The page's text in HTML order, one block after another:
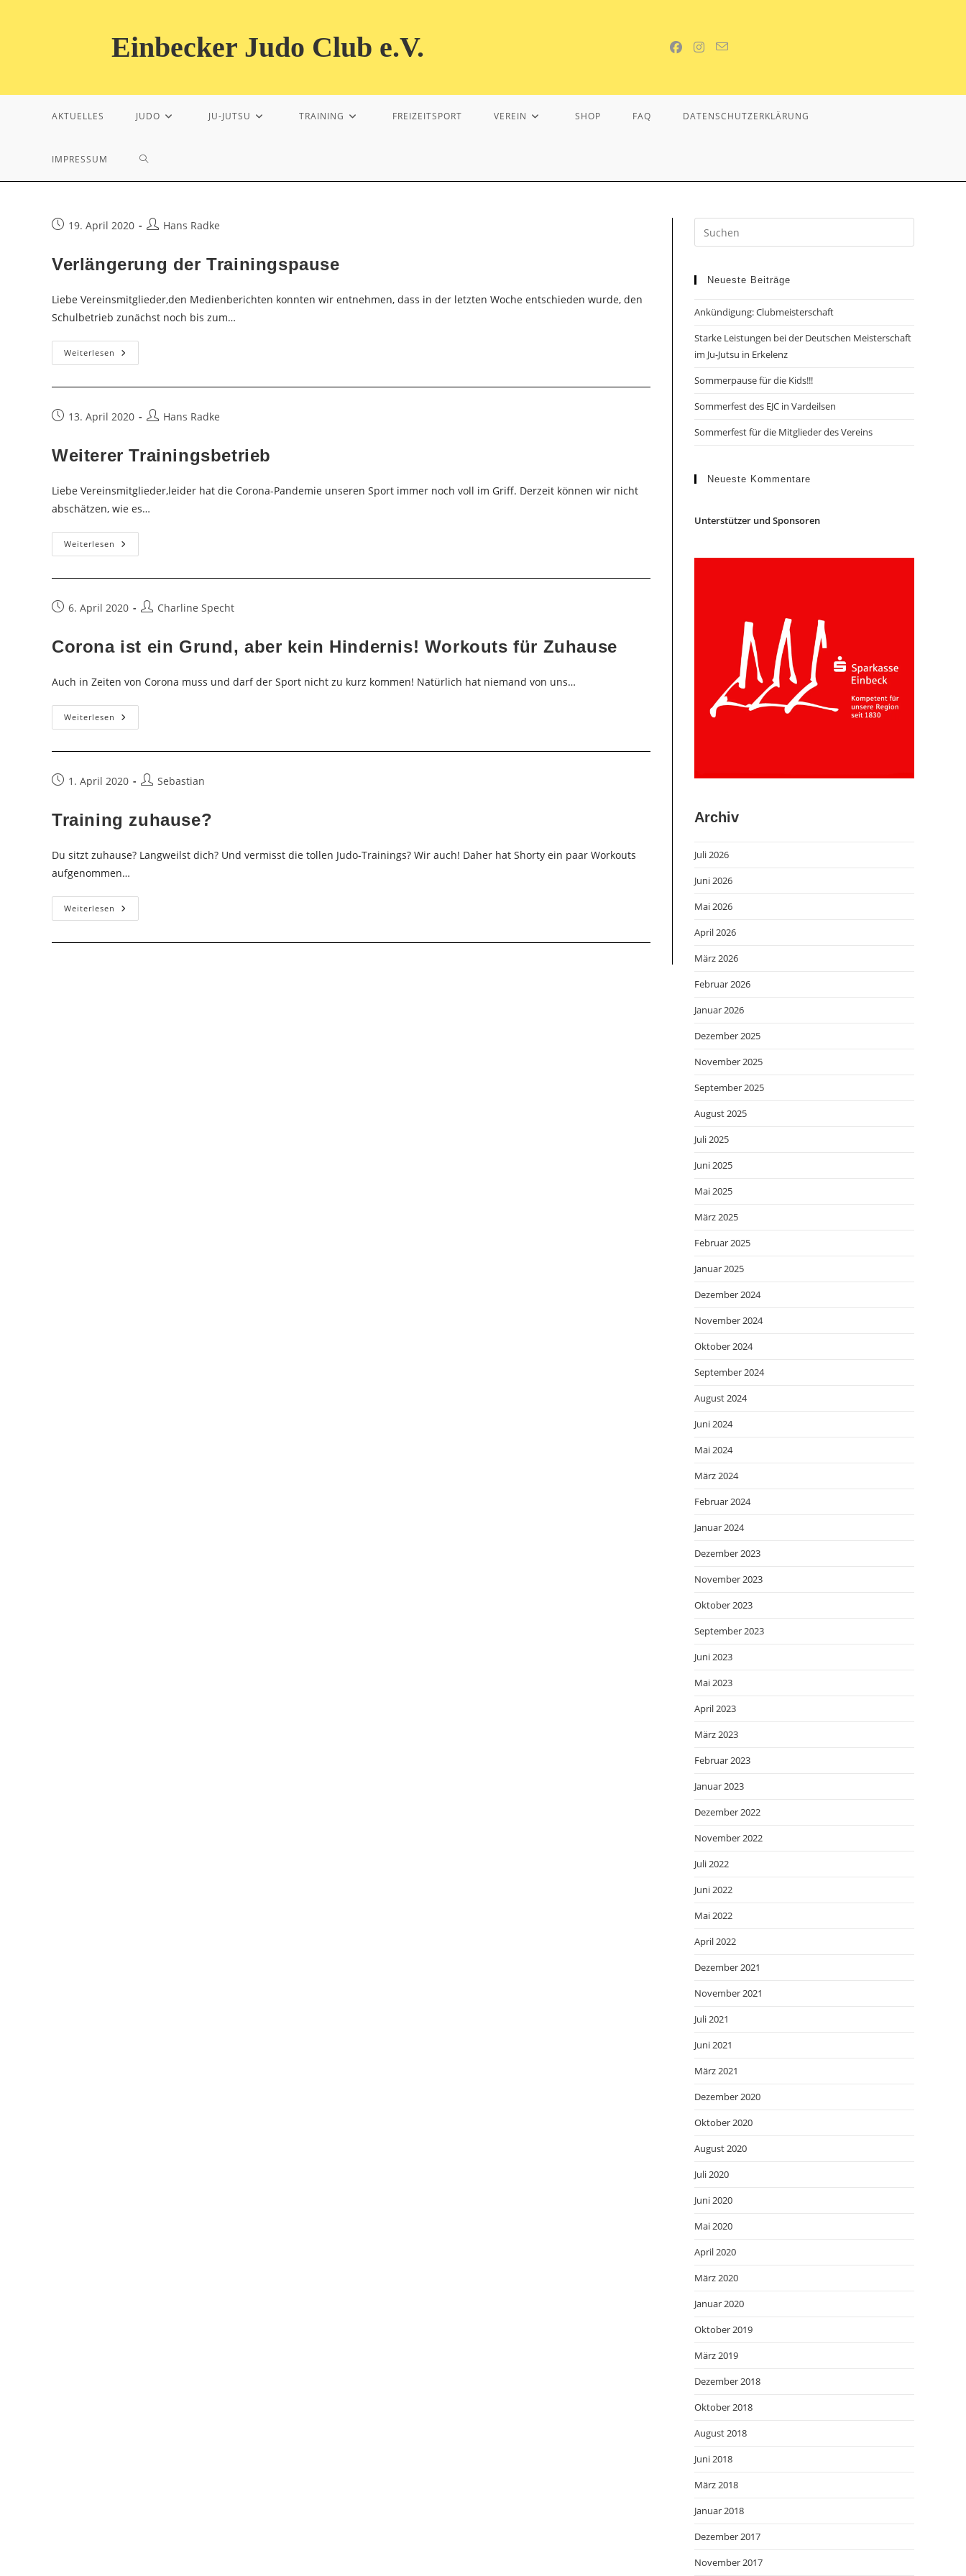
Einbecker Judo Club e.V.
AKTUELLES JUDO JU-JUTSU TRAINING FREIZEITSPORT VEREIN SHOP FAQ DATENSCHUTZERKLÄRUNG
IMPRESSUM WEBSITE-
Beitrag19. April 2020
Beitrags-
Hans Radke
Verlängerung der Trainingspause
Liebe Vereinsmitglieder,den Medienberichten konnten wir entnehmen, dass in der letzten Woche entschieden wurde, den
Schulbetrieb zunächst noch bis zum…
Weiterlesen Verlängerung
Der
Beitrag13. April 2020
Beitrags-
Hans Radke
Weiterer Trainingsbetrieb
Liebe Vereinsmitglieder,leider hat die Corona-Pandemie unseren Sport immer noch voll im Griff. Derzeit können wir nicht
abschätzen, wie es…
Weiterlesen Weiterer
Trainingsbetrieb
Beitrag6. April 2020
Beitrags-
Charline Specht
Corona ist ein Grund, aber kein Hindernis! Workouts für Zuhause
Auch in Zeiten von Corona muss und darf der Sport nicht zu kurz kommen! Natürlich hat niemand von uns…
Weiterlesen Corona
Ist
Hindernis!
Workouts
Beitrag1. April 2020
Beitrags-
Sebastian
Training zuhause?
Du sitzt zuhause? Langweilst dich? Und vermisst die tollen Judo-Trainings? Wir auch! Daher hat Shorty ein paar Workouts
aufgenommen…
Weiterlesen Training
Zuhause?
Neueste Beiträge
Ankündigung: Clubmeisterschaft
Starke Leistungen bei der Deutschen Meisterschaft
im Ju-Jutsu in Erkelenz
Sommerpause für die Kids!!!
Sommerfest des EJC in Vardeilsen
Sommerfest für die Mitglieder des Vereins
Neueste Kommentare
Unterstützer und Sponsoren
Archiv
Juli 2026
Juni 2026
Mai 2026
April 2026
März 2026
Februar 2026
Januar 2026
Dezember 2025
November 2025
September 2025
August 2025
Juli 2025
Juni 2025
Mai 2025
März 2025
Februar 2025
Januar 2025
Dezember 2024
November 2024
Oktober 2024
September 2024
August 2024
Juni 2024
Mai 2024
März 2024
Februar 2024
Januar 2024
Dezember 2023
November 2023
Oktober 2023
September 2023
Juni 2023
Mai 2023
April 2023
März 2023
Februar 2023
Januar 2023
Dezember 2022
November 2022
Juli 2022
Juni 2022
Mai 2022
April 2022
Dezember 2021
November 2021
Juli 2021
Juni 2021
März 2021
Dezember 2020
Oktober 2020
August 2020
Juli 2020
Juni 2020
Mai 2020
April 2020
März 2020
Januar 2020
Oktober 2019
März 2019
Dezember 2018
Oktober 2018
August 2018
Juni 2018
März 2018
Januar 2018
Dezember 2017
November 2017